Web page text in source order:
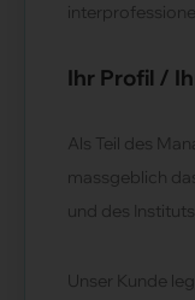
Ihr Profil /
Als Teil des
massgeblich
und des
Unser Kunde